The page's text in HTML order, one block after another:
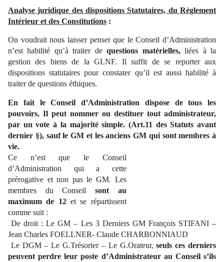
Analyse juridique des dispositions Statutaires, du Règlement
Intérieur et des Constitutions :
On voudrait nous laisser penser que le Conseil d’Administration
n’est habilité qu’à traiter de questions matérielles, liées à la
gestion des biens de la GLNF. Il suffit de se reporter aux
dispositions statutaires pour constater qu’il est aussi habilité à
traiter de questions éthiques.
En fait le Conseil d’Administration dispose de tous les
pouvoirs. Il peut nommer ou destituer tout administrateur,
par un vote à la majorité simple. (Art.11 des Statuts avant
dernier §), sauf le GM et les anciens GM qui sont membres à
vie.
Ce n’est que le Conseil
d’Administration qui a cette
prérogative et non pas le GM. Les
membres du Conseil
sont au
maximum de 12 et se répartissent
comme suit :
De droit : Le GM – Les 3 Derniers GM François STIFANI –
Jean Charles FOELLNER- Claude CHARBONNIAUD
Le DGM – Le G.Trésorier – Le G.Orateur, seuls ces derniers
peuvent perdre leur poste d’Administrateur au Conseil s’ils